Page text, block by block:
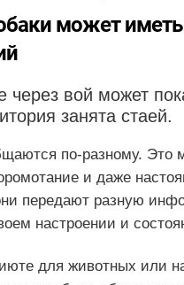
может
вой может
занята стаей.
по-разному. Это
и даже
передают разную
настроении и
для животных или